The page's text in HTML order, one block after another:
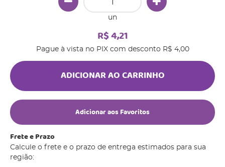
un
R$ 4,21
Pague à vista no PIX com desconto R$ 4,00
ADICIONAR AO CARRINHO
Adicionar aos Favoritos
Frete e Prazo
Calcule o frete e o prazo de entrega estimados para sua
região: